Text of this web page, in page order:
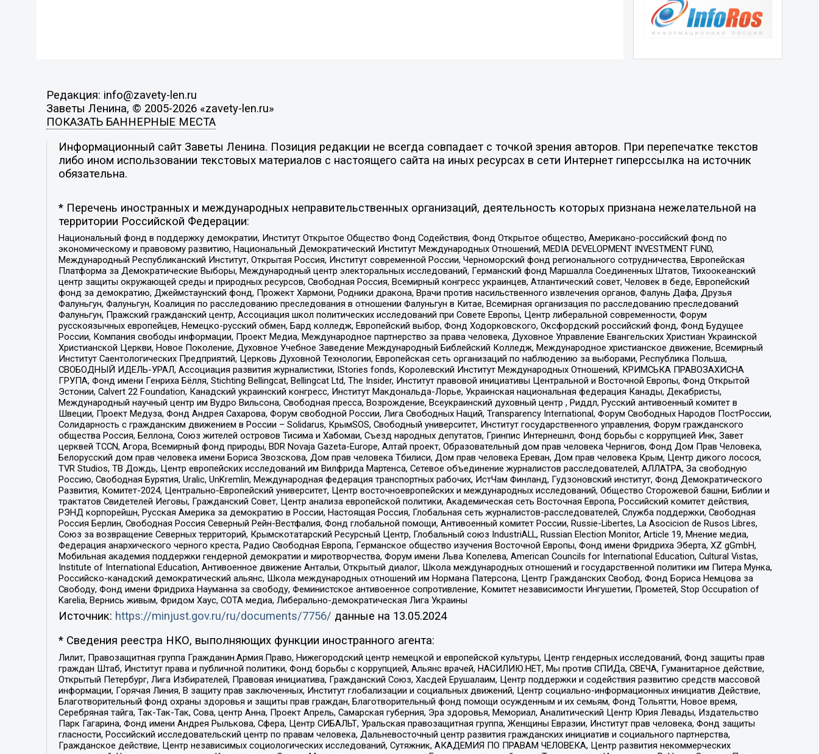
Редакция: info@zavety-len.ru
Заветы Ленина, © 2005-2026 «zavety-len.ru»
ПОКАЗАТЬ БАННЕРНЫЕ МЕСТА
Информационный сайт Заветы Ленина. Позиция редакции не всегда совпадает с точкой зрения авторов. При перепечатке текстов
либо ином использовании текстовых материалов с настоящего сайта на иных ресурсах в сети Интернет гиперссылка на источник
обязательна.
* Перечень иностранных и международных неправительственных организаций, деятельность которых признана нежелательной на
территории Российской Федерации:
Национальный фонд в поддержку демократии, Институт Открытое Общество Фонд Содействия, Фонд Открытое общество, Американо-российский фонд по
экономическому и правовому развитию, Национальный Демократический Институт Международных Отношений, MEDIA DEVELOPMENT INVESTMENT FUND,
Международный Республиканский Институт, Открытая Россия, Институт современной России, Черноморский фонд регионального сотрудничества, Европейская
Платформа за Демократические Выборы, Международный центр электоральных исследований, Германский фонд Маршалла Соединенных Штатов, Тихоокеанский
центр защиты окружающей среды и природных ресурсов, Свободная Россия, Всемирный конгресс украинцев, Атлантический совет, Человек в беде, Европейский
фонд за демократию, Джеймстаунский фонд, Прожект Хармони, Родники дракона, Врачи против насильственного извлечения органов, Фалунь Дафа, Друзья
Фалуньгун, Фалуньгун, Коалиция по расследованию преследования в отношении Фалуньгун в Китае, Всемирная организация по расследованию преследований
Фалуньгун, Пражский гражданский центр, Ассоциация школ политических исследований при Совете Европы, Центр либеральной современности, Форум
русскоязычных европейцев, Немецко-русский обмен, Бард колледж, Европейский выбор, Фонд Ходорковского, Оксфордский российский фонд, Фонд Будущее
России, Компания свободы информации, Проект Медиа, Международное партнерство за права человека, Духовное Управление Евангельских Христиан Украинской
Христианской Церкви, Новое Поколение, Духовное Учебное Заведение Международный Библейский Колледж, Международное христианское движение, Всемирный
Институт Саентологических Предприятий, Церковь Духовной Технологии, Европейская сеть организаций по наблюдению за выборами, Республика Польша,
СВОБОДНЫЙ ИДЕЛЬ-УРАЛ, Ассоциация развития журналистики, IStories fonds, Королевский Институт Международных Отношений, КРИМСЬКА ПРАВОЗАХИСНА
ГРУПА, Фонд имени Генриха Бёлля, Stichting Bellingcat, Bellingcat Ltd, The Insider, Институт правовой инициативы Центральной и Восточной Европы, Фонд Открытой
Эстонии, Calvert 22 Foundation, Канадский украинский конгресс, Институт Макдональда-Лорье, Украинская национальная федерация Канады, Декабристы,
Международный научный центр им Вудро Вильсона, Свободная пресса, Возрождение, Всеукраинский духовный центр , Риддл, Русский антивоенный комитет в
Швеции, Проект Медуза, Фонд Андрея Сахарова, Форум свободной России, Лига Свободных Наций, Transparеncy International, Форум Свободных Народов ПостРоссии,
Солидарность с гражданским движением в России – Solidarus, КрымSOS, Свободный университет, Институт государственного управления, Форум гражданского
общества Россия, Беллона, Союз жителей островов Тисима и Хабомаи, Съезд народных депутатов, Гринпис Интернешнл, Фонд борьбы с коррупцией Инк, Завет
церквей TCCN, Агора, Всемирный фонд природы, BDR Novaja Gazeta-Europe, Алтай проект, Образовательный дом прав человека Чернигов, Фонд Дом Прав Человека,
Белорусский дом прав человека имени Бориса Звозскова, Дом прав человека Тбилиси, Дом прав человека Ереван, Дом прав человека Крым, Центр дикого лосося,
TVR Studios, ТВ Дождь, Центр европейских исследований им Вилфрида Мартенса, Сетевое объединение журналистов расследователей, АЛЛАТРА, За свободную
Россию, Свободная Бурятия, Uralic, UnKremlin, Международная федерация транспортных рабочих, ИстЧам Финланд, Гудзоновский институт, Фонд Демократического
Развития, Комитет-2024, Центрально-Европейский университет, Центр восточноевропейских и международных исследований, Общество Сторожевой башни, Библии и
трактатов Свидетелей Иеговы, Гражданский Совет, Центр анализа европейской политики, Академическая сеть Восточная Европа, Российский комитет действия,
РЭНД корпорейшн, Русская Америка за демократию в России, Настоящая Россия, Глобальная сеть журналистов-расследователей, Служба поддержки, Свободная
Россия Берлин, Свободная Россия Северный Рейн-Вестфалия, Фонд глобальной помощи, Антивоенный комитет России, Russie-Libertes, La Asocicion de Rusos Libres,
Союз за возвращение Северных территорий, Крымскотатарский Ресурсный Центр, Глобальный союз IndustriALL, Russian Election Monitor, Article 19, Мнение медиа,
Федерация анархического черного креста, Радио Свободная Европа, Германское общество изучения Восточной Европы, Фонд имени Фридриха Эберта, XZ gGmbH,
Мобильная академия поддержки гендерной демократии и миротворчества, Форум имени Льва Копелева, American Councils for International Education, Cultural Vistas,
Institute of International Education, Антивоенное движение Антальи, Открытый диалог, Школа международных отношений и государственной политики им Питера Мунка,
Российско-канадский демократический альянс, Школа международных отношений им Нормана Патерсона, Центр Гражданских Свобод, Фонд Бориса Немцова за
Свободу, Фонд имени Фридриха Науманна за свободу, Феминистское антивоенное сопротивление, Комитет независимости Ингушетии, Прометей, Stop Occupation of
Karelia, Вернись живым, Фридом Хаус, СОТА медиа, Либерально-демократическая Лига Украины
Источник: https://minjust.gov.ru/ru/documents/7756/ данные на 13.05.2024
* Сведения реестра НКО, выполняющих функции иностранного агента:
Лилит, Правозащитная группа Гражданин.Армия.Право, Нижегородский центр немецкой и европейской культуры, Центр гендерных исследований, Фонд защиты прав
граждан Штаб, Институт права и публичной политики, Фонд борьбы с коррупцией, Альянс врачей, НАСИЛИЮ.НЕТ, Мы против СПИДа, СВЕЧА, Гуманитарное действие,
Открытый Петербург, Лига Избирателей, Правовая инициатива, Гражданский Союз, Хасдей Ерушалаим, Центр поддержки и содействия развитию средств массовой
информации, Горячая Линия, В защиту прав заключенных, Институт глобализации и социальных движений, Центр социально-информационных инициатив Действие,
Благотворительный фонд охраны здоровья и защиты прав граждан, Благотворительный фонд помощи осужденным и их семьям, Фонд Тольятти, Новое время,
Серебряная тайга, Так-Так-Так, Сова, центр Анна, Проект Апрель, Самарская губерния, Эра здоровья, Мемориал, Аналитический Центр Юрия Левады, Издательство
Парк Гагарина, Фонд имени Андрея Рылькова, Сфера, Центр СИБАЛЬТ, Уральская правозащитная группа, Женщины Евразии, Институт прав человека, Фонд защиты
гласности, Российский исследовательский центр по правам человека, Дальневосточный центр развития гражданских инициатив и социального партнерства,
Гражданское действие, Центр независимых социологических исследований, Сутяжник, АКАДЕМИЯ ПО ПРАВАМ ЧЕЛОВЕКА, Центр развития некоммерческих